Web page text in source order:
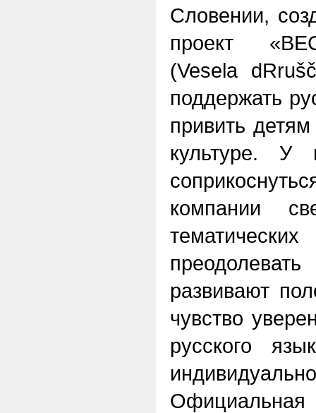
Словении,
проект
(Vesela
поддержать
привить
культуре. У
компании
развивают
чувство
русского